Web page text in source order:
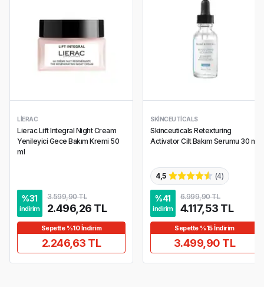
LIERAC
Lierac Lift Integral Night Cream
Yenileyici Gece Bakım Kremi 50
ml
%31
indirim
3.599,90 TL
2.496,26 TL
Sepette %10 İndirim
2.246,63 TL
SKINCEUTICALS
Skinceuticals Retexturing
Activator Cilt Bakım Serumu 30 ml
4,5 (4)
%41
indirim
6.999,90 TL
4.117,53 TL
Sepette %15 İndirim
3.499,90 TL